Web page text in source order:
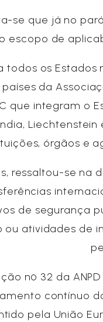
se que já no
escopo de
todos os Estados
países da
que integram o
órgãos e
ressaltou-se na
de segurança
ou atividades de
nº 32 da
contínuo
pela União